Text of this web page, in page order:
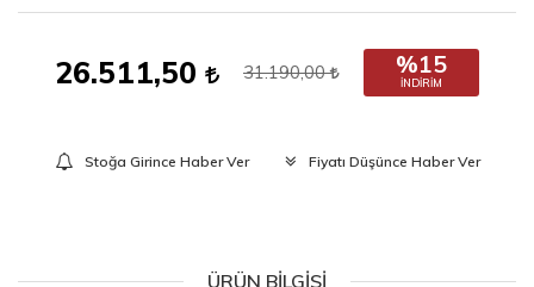
26.511,50 31.190,00 %15
İNDIRIM
Stoğa Girince Haber Ver Fiyatı Düşünce Haber Ver
ÜRÜN BILGISI